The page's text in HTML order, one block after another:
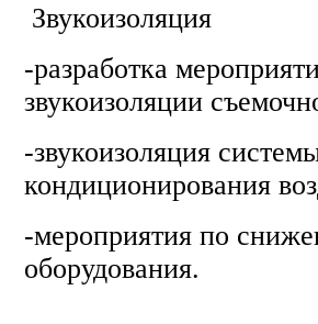
Звукоизоляция
-разработка
звукоизоляции
-звукоизоляция
кондиционирования
-мероприятия по
оборудования.